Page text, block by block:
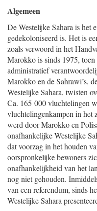
Algemeen
De Westelijke Sahara is het
gedekoloniseerd is. Het is
zoals verwoord in het
Marokko is sinds 1975,
administratief
Marokko en de Sahrawi’s,
Westelijke Sahara, twisten
Ca. 165 000 vluchtelingen
vluchtelingenkampen in het
werd door Marokko en
onafhankelijke Westelijke
dat voorzag in het houden
oorspronkelijke bewoners
onafhankelijkheid van het
nog niet gehouden.
van een referendum, sinds
Westelijke Sahara